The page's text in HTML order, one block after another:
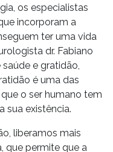
os especialistas
incorporam a
ter uma vida
dr. Fabiano
e gratidão,
é uma das
o ser humano tem
sua existência.
liberamos mais
que permite que a